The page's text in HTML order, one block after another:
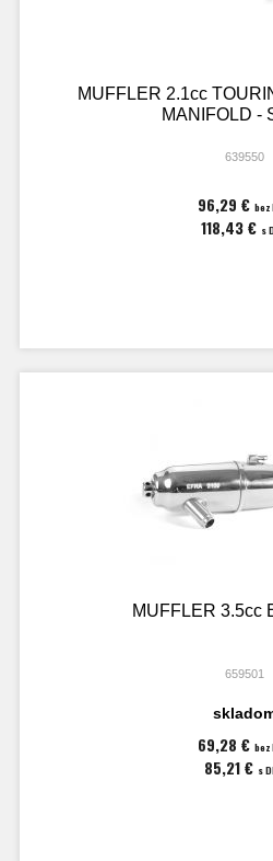
MUFFLER 2.1cc
MANIFOLD -
639550
96,29 € bez
118,43 € s
MUFFLER 3.5cc
659501
69,28 € bez
85,21 € s